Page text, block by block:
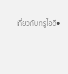
เกี่ยวกับทรูไอดี